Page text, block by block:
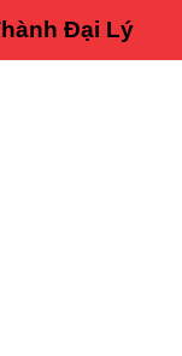
Đại Lý